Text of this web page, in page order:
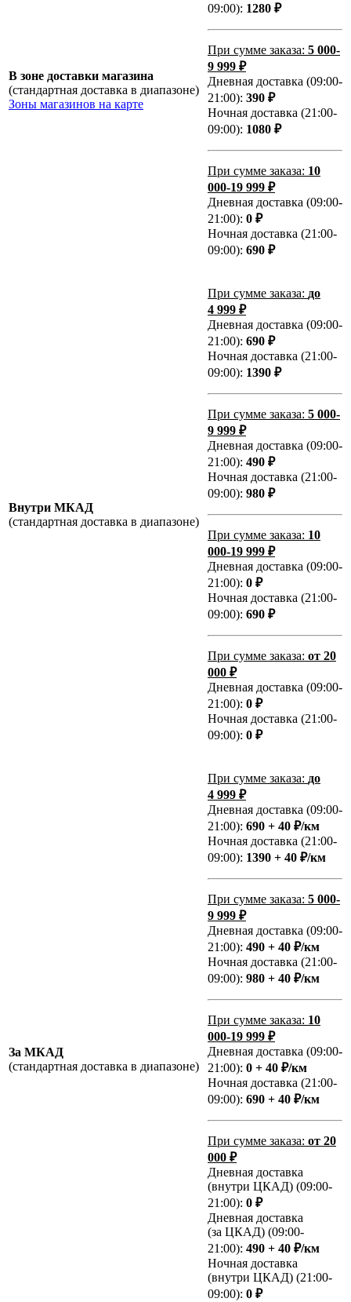
В зоне доставки магазина
(стандартная доставка в диапазоне)
Зоны магазинов на карте
09:00): 1280 ₽
При сумме заказа: 5 000-
9 999 ₽
Дневная доставка (09:00-
21:00): 390 ₽
Ночная доставка (21:00-
09:00): 1080 ₽
При сумме заказа: 10
000-19 999 ₽
Дневная доставка (09:00-
21:00): 0 ₽
Ночная доставка (21:00-
09:00): 690 ₽
Внутри МКАД
(стандартная доставка в диапазоне)
При сумме заказа: до
4 999 ₽
Дневная доставка (09:00-
21:00): 690 ₽
Ночная доставка (21:00-
09:00): 1390 ₽
При сумме заказа: 5 000-
9 999 ₽
Дневная доставка (09:00-
21:00): 490 ₽
Ночная доставка (21:00-
09:00): 980 ₽
При сумме заказа: 10
000-19 999 ₽
Дневная доставка (09:00-
21:00): 0 ₽
Ночная доставка (21:00-
09:00): 690 ₽
При сумме заказа: от 20
000 ₽
Дневная доставка (09:00-
21:00): 0 ₽
Ночная доставка (21:00-
09:00): 0 ₽
За МКАД
(стандартная доставка в диапазоне)
При сумме заказа: до
4 999 ₽
Дневная доставка (09:00-
21:00): 690 + 40 ₽/км
Ночная доставка (21:00-
09:00): 1390 + 40 ₽/км
При сумме заказа: 5 000-
9 999 ₽
Дневная доставка (09:00-
21:00): 490 + 40 ₽/км
Ночная доставка (21:00-
09:00): 980 + 40 ₽/км
При сумме заказа: 10
000-19 999 ₽
Дневная доставка (09:00-
21:00): 0 + 40 ₽/км
Ночная доставка (21:00-
09:00): 690 + 40 ₽/км
При сумме заказа: от 20
000 ₽
Дневная доставка
(внутри ЦКАД) (09:00-
21:00): 0 ₽
Дневная доставка
(за ЦКАД) (09:00-
21:00): 490 + 40 ₽/км
Ночная доставка
(внутри ЦКАД) (21:00-
09:00): 0 ₽